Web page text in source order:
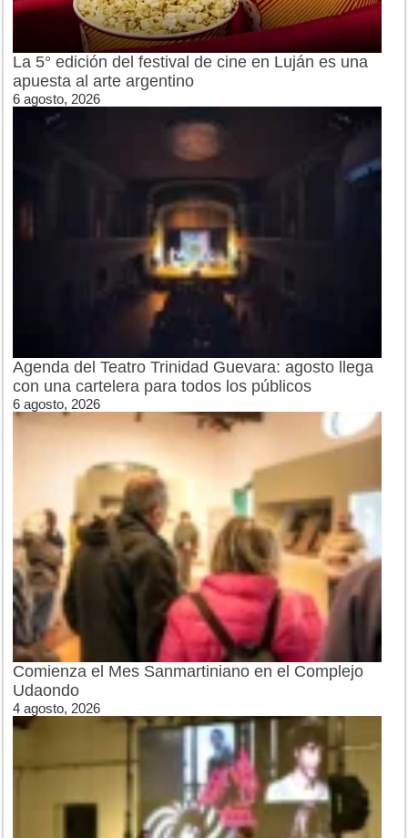
La 5° edición del festival de cine en Luján es una
apuesta al arte argentino
6 agosto, 2026
Agenda del Teatro Trinidad Guevara: agosto llega
con una cartelera para todos los públicos
6 agosto, 2026
Comienza el Mes Sanmartiniano en el Complejo
Udaondo
4 agosto, 2026